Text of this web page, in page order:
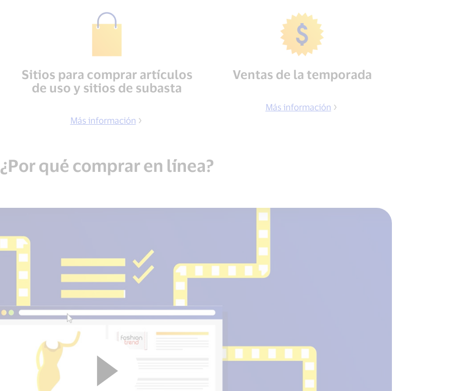
Sitios para comprar artículos
de uso y sitios de subasta
Más información
Ventas de la temporada
Más información
¿Por qué comprar en línea?